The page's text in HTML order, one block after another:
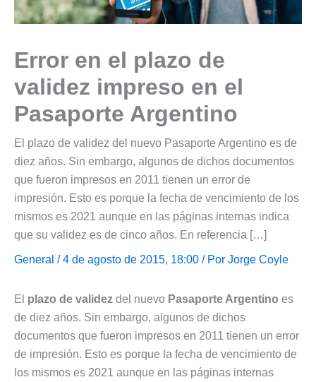
Error en el plazo de
validez impreso en el
Pasaporte Argentino
El plazo de validez del nuevo Pasaporte Argentino es de
diez años. Sin embargo, algunos de dichos documentos
que fueron impresos en 2011 tienen un error de
impresión. Esto es porque la fecha de vencimiento de los
mismos es 2021 aunque en las páginas internas indica
que su validez es de cinco años. En referencia […]
General / 4 de agosto de 2015, 18:00 / Por Jorge Coyle
El plazo de validez del nuevo Pasaporte Argentino es
de diez años. Sin embargo, algunos de dichos
documentos que fueron impresos en 2011 tienen un error
de impresión. Esto es porque la fecha de vencimiento de
los mismos es 2021 aunque en las páginas internas